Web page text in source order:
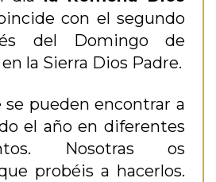
con el segundo
del Domingo de
la Sierra Dios Padre.
pueden encontrar a
el año en diferentes
Nosotras os
probéis a hacerlos.